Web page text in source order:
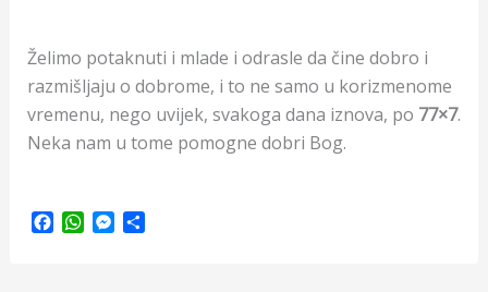
Želimo potaknuti i mlade i odrasle da čine dobro i
razmišljaju o dobrome, i to ne samo u korizmenome
vremenu, nego uvijek, svakoga dana iznova, po 77×7.
Neka nam u tome pomogne dobri Bog.
F
W M S